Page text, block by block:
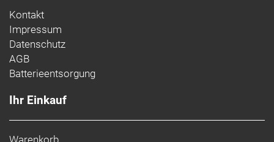
Kontakt
Impressum
Datenschutz
AGB
Batterieentsorgung
Ihr Einkauf
Warenkorb